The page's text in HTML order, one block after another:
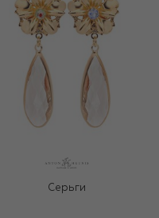
Серьги